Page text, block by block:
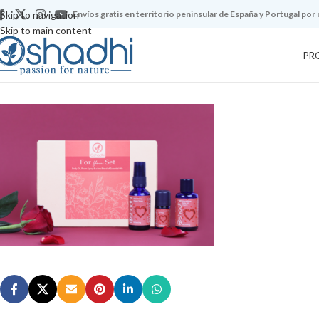
Skip to navigation
Skip to main content
Envíos gratis en territorio peninsular de España y Portugal por